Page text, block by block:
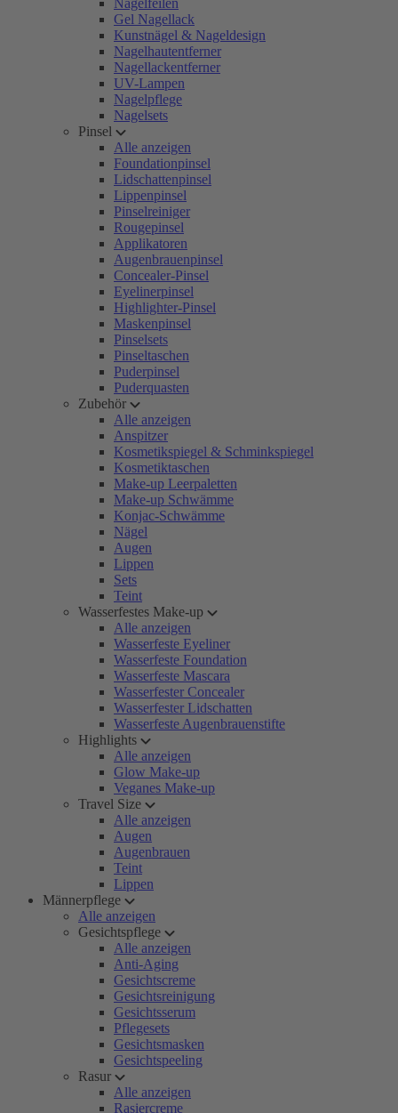
Nagelfeilen
Gel Nagellack
Kunstnägel & Nageldesign
Nagelhautentferner
Nagellackentferner
UV-Lampen
Nagelpflege
Nagelsets
Pinsel
Alle anzeigen
Foundationpinsel
Lidschattenpinsel
Lippenpinsel
Pinselreiniger
Rougepinsel
Applikatoren
Augenbrauenpinsel
Concealer-Pinsel
Eyelinerpinsel
Highlighter-Pinsel
Maskenpinsel
Pinselsets
Pinseltaschen
Puderpinsel
Puderquasten
Zubehör
Alle anzeigen
Anspitzer
Kosmetikspiegel & Schminkspiegel
Kosmetiktaschen
Make-up Leerpaletten
Make-up Schwämme
Konjac-Schwämme
Nägel
Augen
Lippen
Sets
Teint
Wasserfestes Make-up
Alle anzeigen
Wasserfeste Eyeliner
Wasserfeste Foundation
Wasserfeste Mascara
Wasserfester Concealer
Wasserfester Lidschatten
Wasserfeste Augenbrauenstifte
Highlights
Alle anzeigen
Glow Make-up
Veganes Make-up
Travel Size
Alle anzeigen
Augen
Augenbrauen
Teint
Lippen
Männerpflege
Alle anzeigen
Gesichtspflege
Alle anzeigen
Anti-Aging
Gesichtscreme
Gesichtsreinigung
Gesichtsserum
Pflegesets
Gesichtsmasken
Gesichtspeeling
Rasur
Alle anzeigen
Rasiercreme